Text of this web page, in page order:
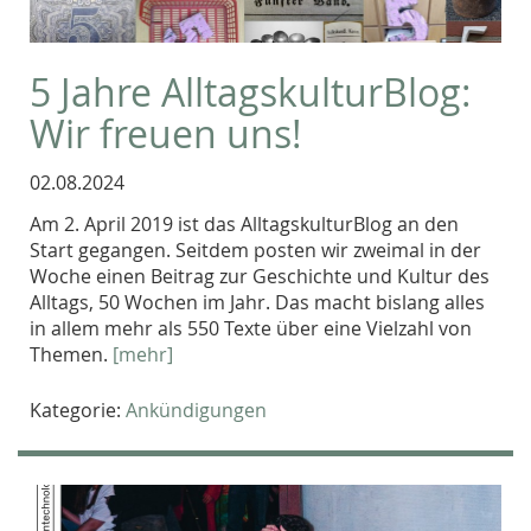
5 Jahre AlltagskulturBlog:
Wir freuen uns!
02.08.2024
Am 2. April 2019 ist das AlltagskulturBlog an den
Start gegangen. Seitdem posten wir zweimal in der
Woche einen Beitrag zur Geschichte und Kultur des
Alltags, 50 Wochen im Jahr. Das macht bislang alles
in allem mehr als 550 Texte über eine Vielzahl von
Themen. [mehr]
Kategorie: Ankündigungen